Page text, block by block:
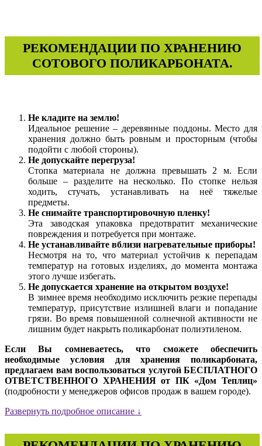
РЕКОМЕНДАЦИИ ПО ХРАНЕНИЮ
СОТОВОГО ПОЛИКАРБОНАТА.
Не кладите на землю!
Идеальное решение – деревянные поддоны. Место для
хранения должно быть ровным и просторным (чтобы
подойти с любой стороны).
Не допускайте перегруза!
Стопка материала не должна превышать 2 м. Если
больше – разделите на несколько. По стопке нельзя
ходить, стучать, устанавливать на неё тяжелые
предметы.
Не снимайте транспортировочную пленку!
Эта заводская упаковка предотвратит механические
повреждения и потребуется при монтаже.
Не устанавливайте вблизи нагревательные приборы!
Несмотря на то, что материал устойчив к перепадам
температур на готовых изделиях, до момента монтажа
этого лучше избегать.
Не допускается хранение на открытом воздухе!
В зимнее время необходимо исключить резкие перепады
температур, присутствие излишней влаги и попадание
грязи. Во время повышенной солнечной активности не
лишним будет накрыть поликарбонат полиэтиленом.
Если Вы сомневаетесь, что сможете обеспечить
необходимые условия для хранения поликарбоната,
предлагаем вам воспользоваться услугой БЕСПЛАТНОГО
ОТВЕТСТВЕННОГО ХРАНЕНИЯ от ПК «Дом Теплиц»
(подробности у менеджеров офисов продаж в вашем городе).
Развернуть подробное описание ↓